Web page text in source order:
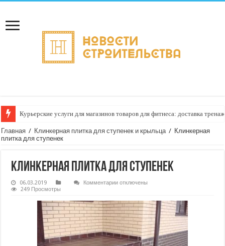
Курьерские услуги для магазинов товаров для фитнеса: доставка
Главная / Клинкерная плитка для ступенек и крыльца / Клинкерная
плитка для ступенек
Клинкерная плитка для ступенек
06.03.2019 Комментариик
плитка
для
ступенек
отключены
249 Просмотры